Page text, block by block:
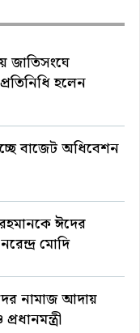
জাতিসংঘে
হলেন
বাজেট অধিবেশন
রহমানকে ঈদের
মোদি
নামাজ আদায়